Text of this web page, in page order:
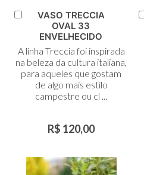
Adicionar
VASO TRECCIA
OVAL 33
ENVELHECIDO
A linha Treccia foi inspirada
na beleza da cultura italiana,
para aqueles que gostam
de algo mais estilo
campestre ou cl ...
R$ 120,00